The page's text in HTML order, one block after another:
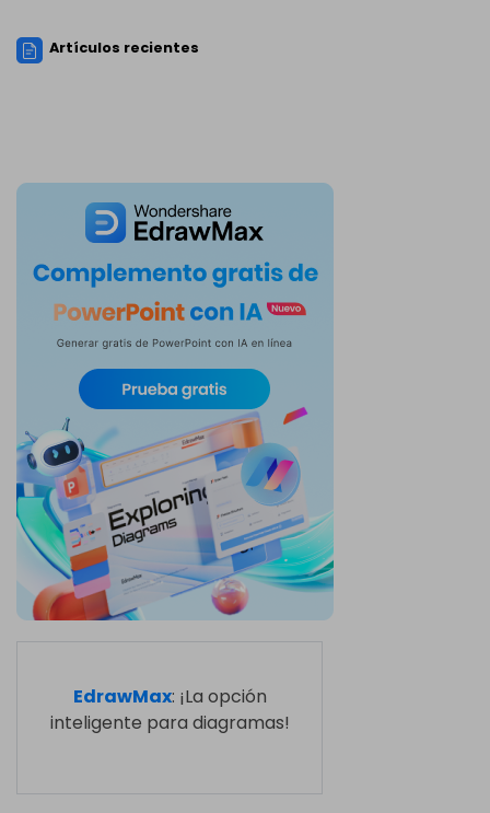
Artículos recientes
EdrawMax: ¡La opción
inteligente para diagramas!